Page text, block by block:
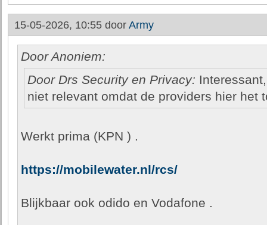
15-05-2026, 10:55 door Army
Door Anoniem:
Door Drs Security en Privacy:
niet relevant omdat de providers hier het
Werkt prima (KPN ) .
https://mobilewater.nl/rcs/
Blijkbaar ook odido en Vodafone .